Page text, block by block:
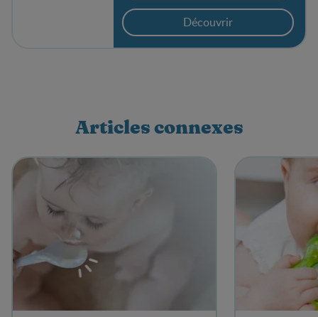
Découvrir
Articles connexes